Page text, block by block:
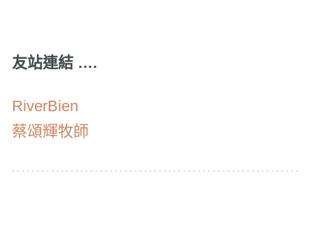
友站連結 ….
RiverBien
蔡頌輝牧師